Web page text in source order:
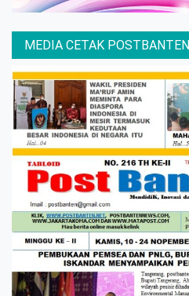
MEDIA CETAK POSTBANTEN